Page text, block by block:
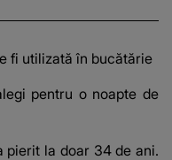
fi utilizată în bucătărie
pentru o noapte de
pierit la doar 34 de ani.